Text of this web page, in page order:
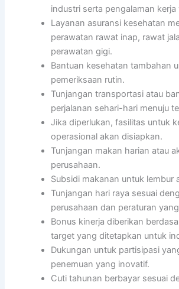
industri serta pengalaman kerja
Layanan asuransi kesehatan
perawatan rawat inap, rawat
perawatan gigi.
Bantuan kesehatan tambahan
pemeriksaan rutin.
Tunjangan transportasi atau
perjalanan sehari-hari menuju
Jika diperlukan, fasilitas untuk
operasional akan disiapkan.
Tunjangan makan harian atau
perusahaan.
Subsidi makanan untuk lembur
Tunjangan hari raya sesuai
perusahaan dan peraturan
Bonus kinerja diberikan
target yang ditetapkan untuk
Dukungan untuk partisipasi
penemuan yang inovatif.
Cuti tahunan berbayar sesuai